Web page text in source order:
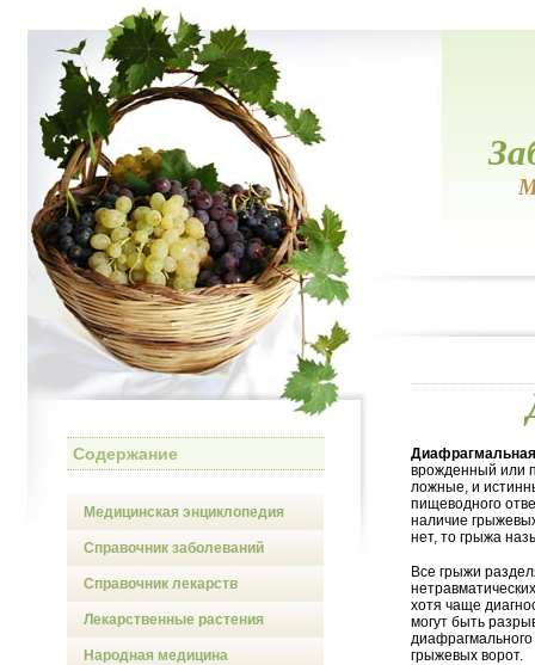
Содержание
Медицинская энциклопедия
Справочник заболеваний
Справочник лекарств
Лекарственные растения
Народная медицина
врожденный или
ложные, и
пищеводного
наличие
нет, то грыжа
Все грыжи
хотя чаще
могут быть
грыжевых ворот.